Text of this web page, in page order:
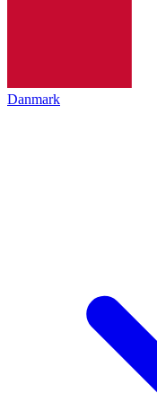
Danmark